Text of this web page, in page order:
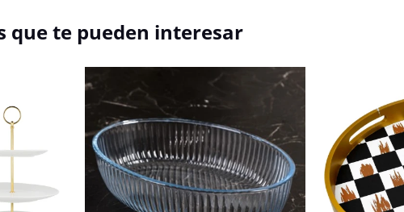
que te pueden interesar